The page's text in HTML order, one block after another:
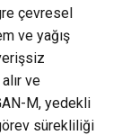
çevresel
ve yağış
ve
M, yedekli
sürekliliği